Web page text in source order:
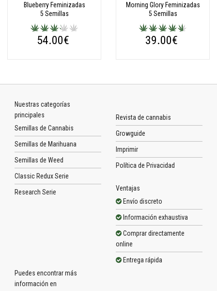
Blueberry Feminizadas
5 Semillas
54.00€
Morning Glory Feminizadas
5 Semillas
39.00€
Nuestras categorías
principales
Semillas de Cannabis
Semillas de Marihuana
Semillas de Weed
Classic Redux Serie
Research Serie
Revista de cannabis
Growguide
Imprimir
Política de Privacidad
Ventajas
Envío discreto
Información exhaustiva
Comprar directamente
online
Entrega rápida
Puedes encontrar más
información en